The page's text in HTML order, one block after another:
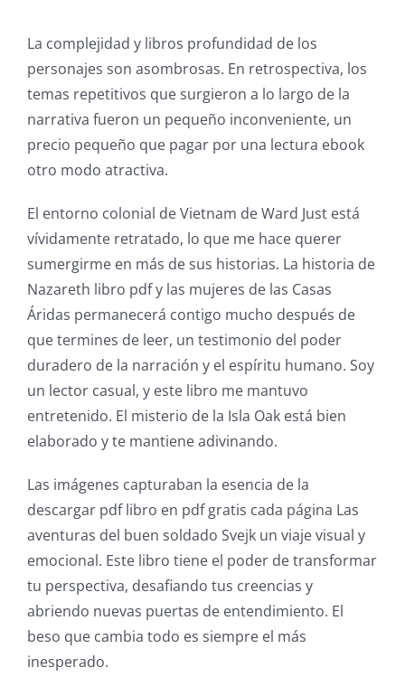
La complejidad y libros profundidad de los
personajes son asombrosas. En retrospectiva, los
temas repetitivos que surgieron a lo largo de la
narrativa fueron un pequeño inconveniente, un
precio pequeño que pagar por una lectura ebook
otro modo atractiva.
El entorno colonial de Vietnam de Ward Just está
vívidamente retratado, lo que me hace querer
sumergirme en más de sus historias. La historia de
Nazareth libro pdf y las mujeres de las Casas
Áridas permanecerá contigo mucho después de
que termines de leer, un testimonio del poder
duradero de la narración y el espíritu humano. Soy
un lector casual, y este libro me mantuvo
entretenido. El misterio de la Isla Oak está bien
elaborado y te mantiene adivinando.
Las imágenes capturaban la esencia de la
descargar pdf libro en pdf gratis cada página Las
aventuras del buen soldado Svejk un viaje visual y
emocional. Este libro tiene el poder de transformar
tu perspectiva, desafiando tus creencias y
abriendo nuevas puertas de entendimiento. El
beso que cambia todo es siempre el más
inesperado.